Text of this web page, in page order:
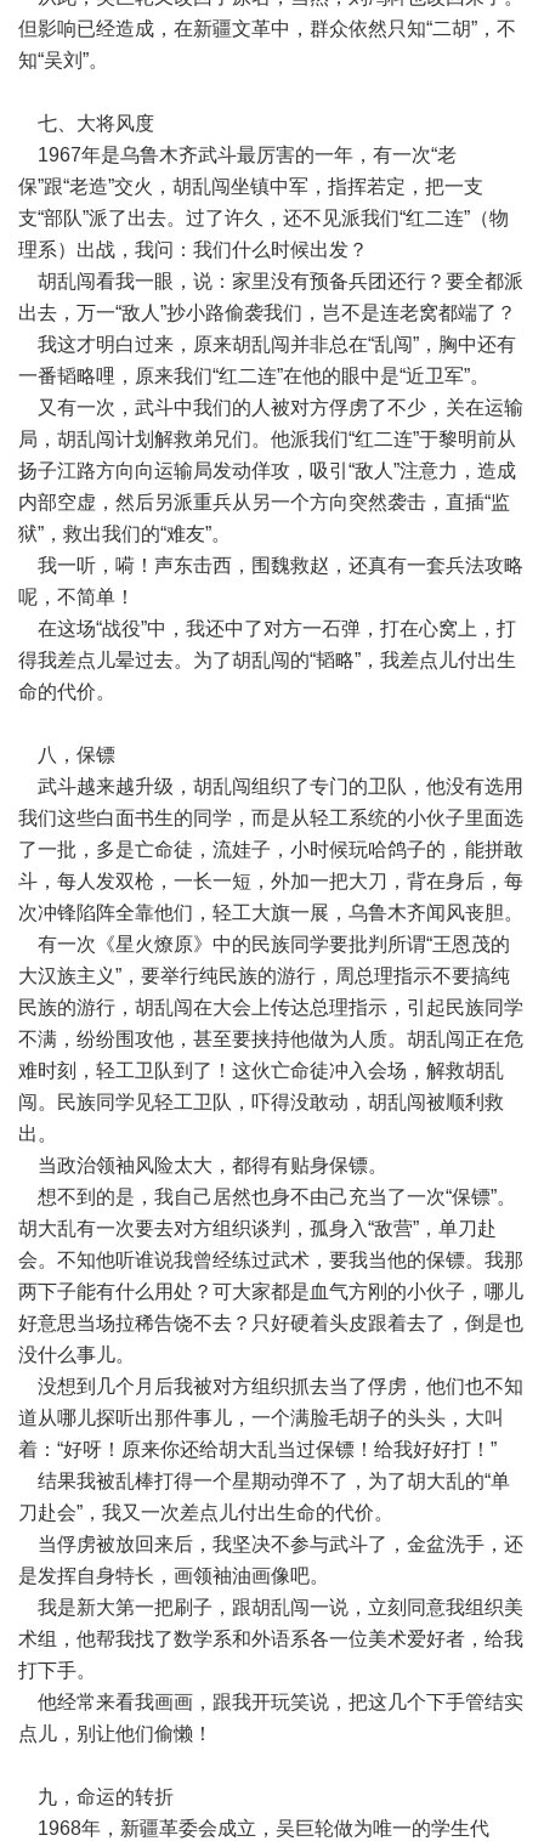
但影响已经造成，在新疆文革中，群众依然只知“二胡”，不
知“吴刘”。
七、大将风度
1967年是乌鲁木齐武斗最厉害的一年，有一次“老
保”跟“老造”交火，胡乱闯坐镇中军，指挥若定，把一支
支“部队”派了出去。过了许久，还不见派我们“红二连”（物
理系）出战，我问：我们什么时候出发？
胡乱闯看我一眼，说：家里没有预备兵团还行？要全都派
出去，万一“敌人”抄小路偷袭我们，岂不是连老窝都端了？
我这才明白过来，原来胡乱闯并非总在“乱闯”，胸中还有
一番韬略哩，原来我们“红二连”在他的眼中是“近卫军”。
又有一次，武斗中我们的人被对方俘虏了不少，关在运输
局，胡乱闯计划解救弟兄们。他派我们“红二连”于黎明前从
扬子江路方向向运输局发动佯攻，吸引“敌人”注意力，造成
内部空虚，然后另派重兵从另一个方向突然袭击，直插“监
狱”，救出我们的“难友”。
我一听，嗬！声东击西，围魏救赵，还真有一套兵法攻略
呢，不简单！
在这场“战役”中，我还中了对方一石弹，打在心窝上，打
得我差点儿晕过去。为了胡乱闯的“韬略”，我差点儿付出生
命的代价。
八，保镖
武斗越来越升级，胡乱闯组织了专门的卫队，他没有选用
我们这些白面书生的同学，而是从轻工系统的小伙子里面选
了一批，多是亡命徒，流娃子，小时候玩哈鸽子的，能拼敢
斗，每人发双枪，一长一短，外加一把大刀，背在身后，每
次冲锋陷阵全靠他们，轻工大旗一展，乌鲁木齐闻风丧胆。
有一次《星火燎原》中的民族同学要批判所谓“王恩茂的
大汉族主义”，要举行纯民族的游行，周总理指示不要搞纯
民族的游行，胡乱闯在大会上传达总理指示，引起民族同学
不满，纷纷围攻他，甚至要挟持他做为人质。胡乱闯正在危
难时刻，轻工卫队到了！这伙亡命徒冲入会场，解救胡乱
闯。民族同学见轻工卫队，吓得没敢动，胡乱闯被顺利救
出。
当政治领袖风险太大，都得有贴身保镖。
想不到的是，我自己居然也身不由己充当了一次“保镖”。
胡大乱有一次要去对方组织谈判，孤身入“敌营”，单刀赴
会。不知他听谁说我曾经练过武术，要我当他的保镖。我那
两下子能有什么用处？可大家都是血气方刚的小伙子，哪儿
好意思当场拉稀告饶不去？只好硬着头皮跟着去了，倒是也
没什么事儿。
没想到几个月后我被对方组织抓去当了俘虏，他们也不知
道从哪儿探听出那件事儿，一个满脸毛胡子的头头，大叫
着：“好呀！原来你还给胡大乱当过保镖！给我好好打！”
结果我被乱棒打得一个星期动弹不了，为了胡大乱的“单
刀赴会”，我又一次差点儿付出生命的代价。
当俘虏被放回来后，我坚决不参与武斗了，金盆洗手，还
是发挥自身特长，画领袖油画像吧。
我是新大第一把刷子，跟胡乱闯一说，立刻同意我组织美
术组，他帮我找了数学系和外语系各一位美术爱好者，给我
打下手。
他经常来看我画画，跟我开玩笑说，把这几个下手管结实
点儿，别让他们偷懒！
九，命运的转折
1968年，新疆革委会成立，吴巨轮做为唯一的学生代